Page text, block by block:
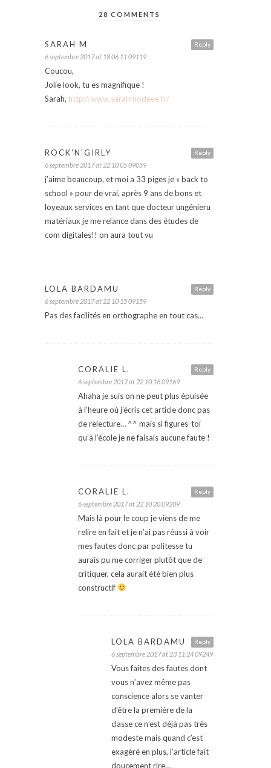
28 COMMENTS
Reply
SARAH M
6 septembre 2017 at 18 06 11 09119
Coucou,
Jolie look, tu es magnifique !
Sarah, http://www.sarahmodeee.fr/
Reply
ROCK'N'GIRLY
6 septembre 2017 at 22 10 05 09059
j’aime beaucoup, et moi a 33 piges je « back to
school » pour de vrai, après 9 ans de bons et
loyeaux services en tant que docteur ungénieru
matériaux je me relance dans des études de
com digitales!! on aura tout vu
Reply
LOLA BARDAMU
6 septembre 2017 at 22 10 15 09159
Pas des facilités en orthographe en tout cas…
Reply
CORALIE L.
6 septembre 2017 at 22 10 16 09169
Ahaha je suis on ne peut plus épuisée
à l’heure où j’écris cet article donc pas
de relecture… ^^ mais si figures-toi
qu’à l’école je ne faisais aucune faute !
Reply
CORALIE L.
6 septembre 2017 at 22 10 20 09209
Mais là pour le coup je viens de me
relire en fait et je n’ai pas réussi à voir
mes fautes donc par politesse tu
aurais pu me corriger plutôt que de
critiquer, cela aurait été bien plus
constructif
Reply
LOLA BARDAMU
6 septembre 2017 at 23 11 24 09249
Vous faites des fautes dont
vous n’avez même pas
conscience alors se vanter
d’être la première de la
classe ce n’est déjà pas très
modeste mais quand c’est
exagéré en plus, l’article fait
doucement rire…